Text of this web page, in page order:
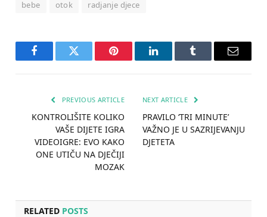
bebe otok radjanje djece
FacebookTwitter Pinterest LinkedInTumblr Email
PREVIOUS ARTICLE
KONTROLIŠITE KOLIKO
VAŠE DIJETE IGRA
VIDEOIGRE: EVO KAKO
ONE UTIČU NA DJEČIJI
MOZAK
NEXT ARTICLE
PRAVILO ‘TRI MINUTE’
VAŽNO JE U SAZRIJEVANJU
DJETETA
RELATED POSTS